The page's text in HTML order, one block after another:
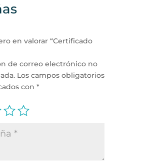
en valorar “Certificado
de correo electrónico no
Los campos obligatorios
con *